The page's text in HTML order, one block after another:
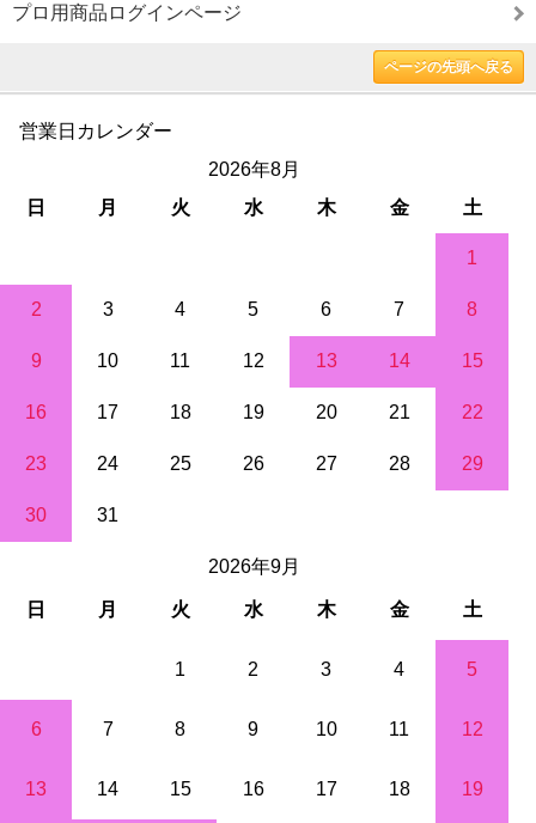
プロ用商品ログインページ
ページの先頭へ戻る
営業日カレンダー
2026年8月
日
月 火 水 木 金 土
1
2 3 4 5 6 7 8
9 10 11 12 13 14 15
16 17 18 19 20 21 22
23 24 25 26 27 28 29
30 31
2026年9月
日 月 火 水 木 金 土
1 2 3 4 5
6 7 8 9 10 11 12
13 14 15 16 17 18 19